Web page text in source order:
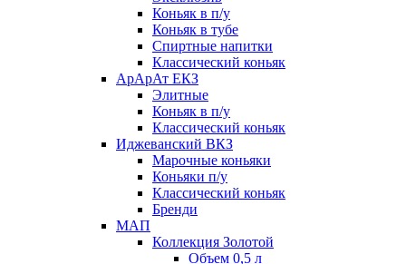
Коньяк в п/у
Коньяк в тубе
Спиртные напитки
Классический коньяк
АрАрАт ЕКЗ
Элитные
Коньяк в п/у
Классический коньяк
Иджеванский ВКЗ
Марочные коньяки
Коньяки п/у
Классический коньяк
Бренди
МАП
Коллекция Золотой
Объем 0,5 л